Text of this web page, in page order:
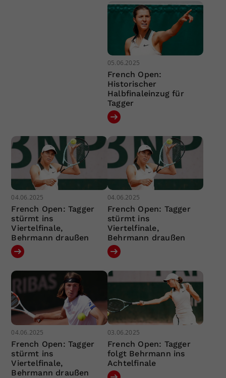
05.06.2025
French Open:
Historischer
Halbfinaleinzug für
Tagger
04.06.2025
French Open: Tagger
stürmt ins
Viertelfinale,
Behrmann draußen
04.06.2025
French Open: Tagger
stürmt ins
Viertelfinale,
Behrmann draußen
04.06.2025
French Open: Tagger
stürmt ins
Viertelfinale,
Behrmann draußen
03.06.2025
French Open: Tagger
folgt Behrmann ins
Achtelfinale